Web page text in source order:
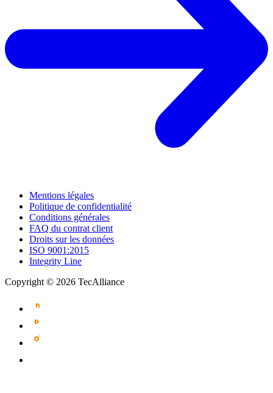
Mentions légales
Politique de confidentialité
Conditions générales
FAQ du contrat client
Droits sur les données
ISO 9001:2015
Integrity Line
Copyright © 2026 TecAlliance